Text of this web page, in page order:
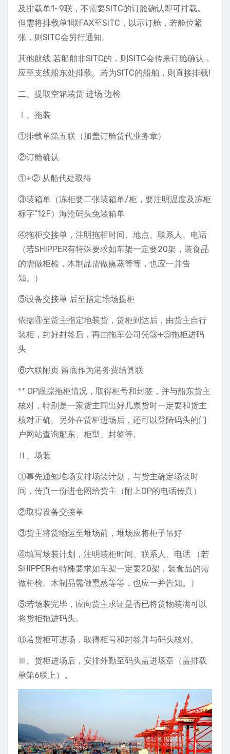
及排载单1~9联，不需要SITC的订舱确认即可排载。
但需将排载单1联FAX至SITC，以示订舱，若舱位紧
张，则SITC会另行通知。
其他航线 若船舶非SITC的，则SITC会传来订舱确认，
应至支线船东处排载。若为SITC的船舶，则直接排载!
二、提取空箱装货 进场 边检
Ⅰ、拖装
①排载单第五联（加盖订舱货代业务章）
②订舱确认
①+② 从船代处取得
③装箱单（冻柜要二张装箱单/柜，要注明温度及冻柜
标字”12F）海沧码头免装箱单
④拖柜交接单，注明拖柜时间、地点、联系人、电话
（若SHIPPER有特殊要求如车架一定要20架，装食品
的需做柜检，木制品需做熏蒸等等，也应一并告
知。）
⑤设备交接单 后至指定堆场提柜
依据④至货主指定地装货，货柜到达后，由货主自行
装柜，封好封签后，再由拖车公司凭③+⑤拖柜进码
头
⑥六联附页 留底作为港务费结算联
** OP跟踪拖柜情况，取得柜号和封签，并与船东货主
核对，特别是一家货主同出好几票货时一定要和货主
核对正确。另外在货柜进场后，还可以登陆码头的门
户网站查询船东、柜型、封签等。
Ⅱ、场装
①事先通知堆场安排场装计划，与货主确定场装时
间，传真一份进仓图给货主（附上OP的电话传真）
②取得设备交接单
③货主将货物运至堆场前，堆场应将柜子吊好
④填写场装计划，注明装柜时间、联系人、电话 （若
SHIPPER有特殊要求如车架一定要20架，装食品的需
做柜检、木制品需做熏蒸等等，也应一并告知。）
⑤若场装完毕，应向货主求证是否已将货物装满可以
将货柜拖进码头。
⑥若货柜可进场，取得柜号和封签并与码头核对。
Ⅲ、货柜进场后，安排外勤至码头盖进场章（盖排载
单第6联上）。